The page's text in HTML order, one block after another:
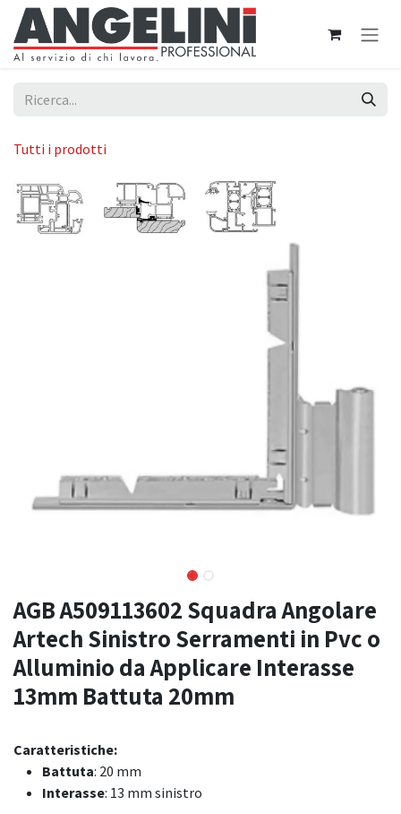
Passa al contenuto
Tutti i prodotti
AGB A509113602 Squadra Angolare
Artech Sinistro Serramenti in Pvc o
Alluminio da Applicare Interasse
13mm Battuta 20mm
Caratteristiche:
Battuta: 20 mm
Interasse: 13 mm sinistro